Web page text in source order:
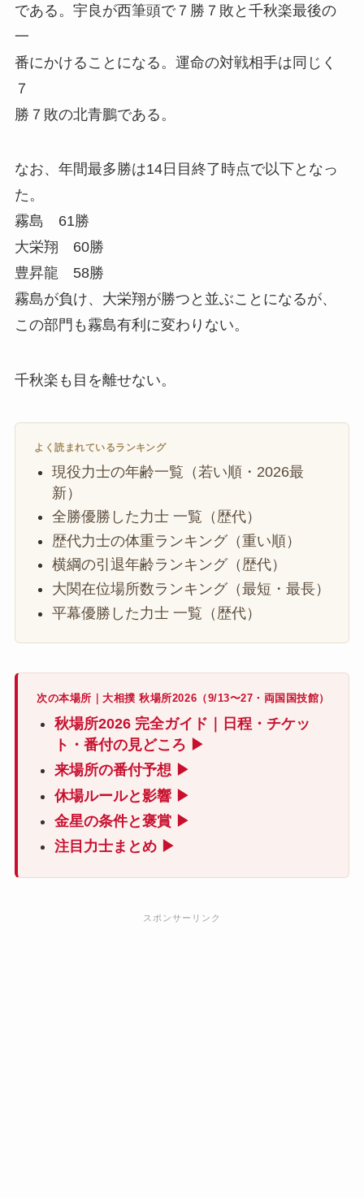
である。宇良が西筆頭で７勝７敗と千秋楽最後の
一
番にかけることになる。運命の対戦相手は同じく
７
勝７敗の北青鵬である。
なお、年間最多勝は14日目終了時点で以下となっ
た。
霧島 61勝
大栄翔 60勝
豊昇龍 58勝
霧島が負け、大栄翔が勝つと並ぶことになるが、
この部門も霧島有利に変わりない。
千秋楽も目を離せない。
よく読まれているランキング
現役力士の年齢一覧（若い順・2026最
新）
全勝優勝した力士 一覧（歴代）
歴代力士の体重ランキング（重い順）
横綱の引退年齢ランキング（歴代）
大関在位場所数ランキング（最短・最長）
平幕優勝した力士 一覧（歴代）
次の本場所｜大相撲 秋場所2026（9/13〜27・両国国技館）
秋場所2026 完全ガイド｜日程・チケッ
ト・番付の見どころ ▶
来場所の番付予想 ▶
休場ルールと影響 ▶
金星の条件と褒賞 ▶
注目力士まとめ ▶
スポンサーリンク